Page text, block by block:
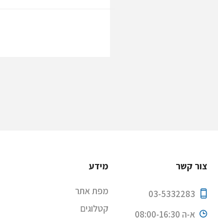
צור קשר
03-5332283
א-ה 08:00-16:30
מידע
מפת אתר
קטלוגים